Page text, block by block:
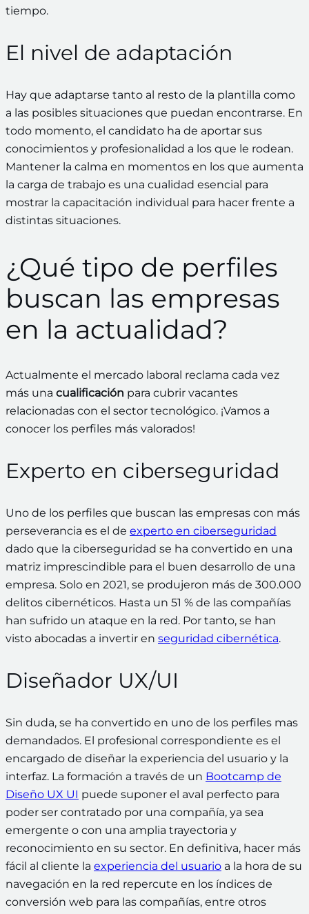
tiempo.
El nivel de adaptación
Hay que adaptarse tanto al resto de la plantilla como
a las posibles situaciones que puedan encontrarse. En
todo momento, el candidato ha de aportar sus
conocimientos y profesionalidad a los que le rodean.
Mantener la calma en momentos en los que aumenta
la carga de trabajo es una cualidad esencial para
mostrar la capacitación individual para hacer frente a
distintas situaciones.
¿Qué tipo de perfiles
buscan las empresas
en la actualidad?
Actualmente el mercado laboral reclama cada vez
más una cualificación para cubrir vacantes
relacionadas con el sector tecnológico. ¡Vamos a
conocer los perfiles más valorados!
Experto en ciberseguridad
Uno de los perfiles que buscan las empresas con más
perseverancia es el de experto en ciberseguridad
dado que la ciberseguridad se ha convertido en una
matriz imprescindible para el buen desarrollo de una
empresa. Solo en 2021, se produjeron más de 300.000
delitos cibernéticos. Hasta un 51 % de las compañías
han sufrido un ataque en la red. Por tanto, se han
visto abocadas a invertir en seguridad cibernética.
Diseñador UX/UI
Sin duda, se ha convertido en uno de los perfiles mas
demandados. El profesional correspondiente es el
encargado de diseñar la experiencia del usuario y la
interfaz. La formación a través de un Bootcamp de
Diseño UX UI puede suponer el aval perfecto para
poder ser contratado por una compañía, ya sea
emergente o con una amplia trayectoria y
reconocimiento en su sector. En definitiva, hacer más
fácil al cliente la experiencia del usuario a la hora de su
navegación en la red repercute en los índices de
conversión web para las compañías, entre otros